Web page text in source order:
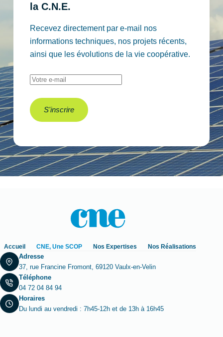
la C.N.E.
Recevez directement par e-mail nos
informations techniques, nos projets récents,
ainsi que les évolutions de la vie coopérative.
Accueil CNE, Une SCOP Nos Expertises Nos Réalisations
Adresse
37, rue Francine Fromont, 69120 Vaulx-en-Velin
Téléphone
04 72 04 84 94
Horaires
Du lundi au vendredi : 7h45-12h et de 13h à 16h45